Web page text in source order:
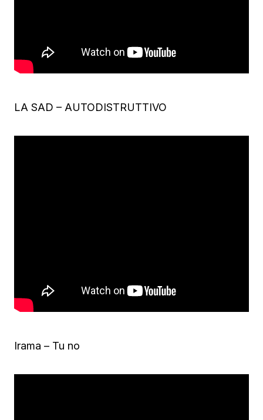
LA SAD – AUTODISTRUTTIVO
Irama – Tu no